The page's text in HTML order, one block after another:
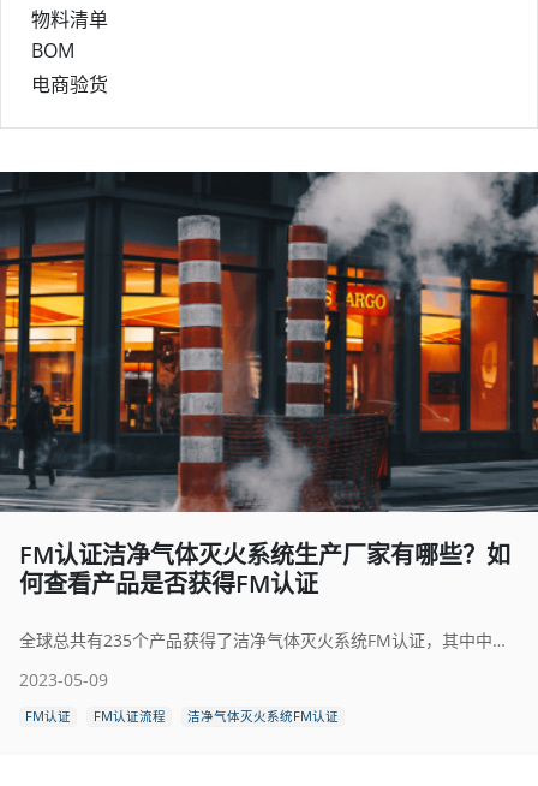
物料清单
BOM
电商验货
FM认证洁净气体灭火系统生产厂家有哪些？如
何查看产品是否获得FM认证
全球总共有235个产品获得了洁净气体灭火系统FM认证，其中中国11个，加拿大4个，丹麦1个，德国7个，冰岛1个，意大利1个，卢森堡4个，马来西亚9个，韩国2个，沙特阿拉伯3个，新加坡17个，西班牙21个，土耳其2个，阿拉伯联合酋长国5个，英国30个，美国117个。
2023-05-09
FM认证 FM认证流程 洁净气体灭火系统FM认证